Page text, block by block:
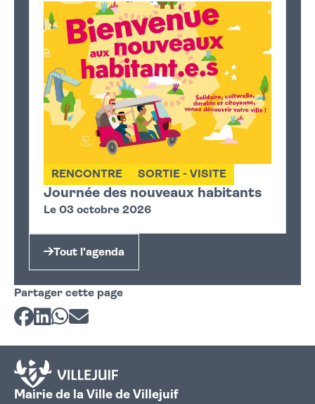
Journée des nouveaux habitants
RENCONTRE SORTIE - VISITE
Le 03 octobre 2026
Tout l'agenda
Partager cette page
Partager sur Facebook
Partager sur LinkedIn
Partager sur Whatsapp
Partager par courriel
Mairie de la Ville de Villejuif